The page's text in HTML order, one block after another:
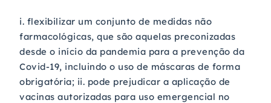
i. flexibilizar um conjunto de medidas não
farmacológicas, que são aquelas preconizadas
desde o início da pandemia para a prevenção da
Covid-19, incluindo o uso de máscaras de forma
obrigatória; ii. pode prejudicar a aplicação de
vacinas autorizadas para uso emergencial no